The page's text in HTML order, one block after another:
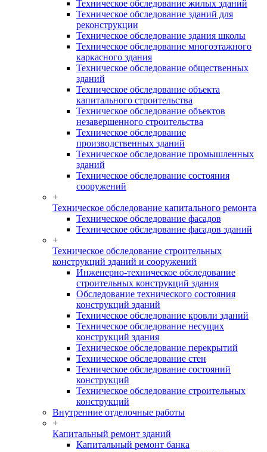
Техническое обследование жилых зданий
Техническое обследование зданий для
реконструкции
Техническое обследование здания школы
Техническое обследование многоэтажного
каркасного здания
Техническое обследование общественных
зданий
Техническое обследование объекта
капитального строительства
Техническое обследование объектов
незавершенного строительства
Техническое обследование
производственных зданий
Техническое обследование промышленных
зданий
Техническое обследование состояния
сооружений
+
Техническое обследование капитального ремонта
Техническое обследование фасадов
Техническое обследование фасадов зданий
+
Техническое обследование строительных
конструкций зданий и сооружений
Инженерно-техническое обследование
строительных конструкций здания
Обследование технического состояния
конструкций зданий
Техническое обследование кровли зданий
Техническое обследование несущих
конструкций здания
Техническое обследование перекрытий
Техническое обследование стен
Техническое обследование состояний
конструкций
Техническое обследование строительных
конструкций
Внутренние отделочные работы
+
Капитальный ремонт зданий
Капитальный ремонт банка